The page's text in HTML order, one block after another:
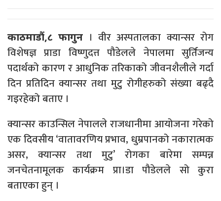
काठमाडौं,८ फागुन । वीर अस्पतालका क्यान्सर रोग
विशेषज्ञ प्राडा विष्णुदत्त पौडेलले नेपालमा सुर्तिजन्य
पदार्थको कारण र आधुनिक तरिकाको जीवनशैलीले गर्दा
दिन प्रतिदिन क्यान्सर तथा मुटु रोगीहरुको संख्या बढ्दै
गइरहेको बताए ।
क्यान्सर काउन्सिल नेपालले राजधानीमा आयोजना गरेको
एक दिवसीय ‘वातावरणिय प्रभाव, धुम्रपानको नकारात्मक
असर, क्यान्सर तथा मुटु’ रोगका बारेमा सम्पन्न
जनचेतनामूलक कार्यक्रम प्रा।डा पौडेलले सो कुरा
बताएका हुन् ।